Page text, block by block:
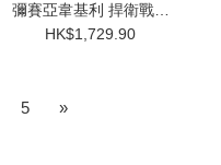
彌賽亞韋基利 捍衛戰士
Ver.
HK$1,729.90
5 »